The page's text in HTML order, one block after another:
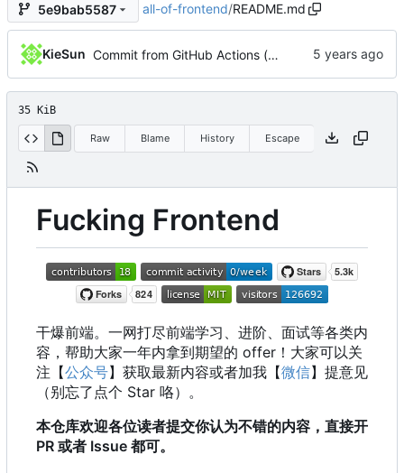
5e9bab5587 all-of-frontend/README.md
KieSun Commit from GitHub Actions (markdown-autodocs)
35 KiB
Raw Blame History Escape
Fucking Frontend
干爆前端。一网打尽前端学习、进阶、面试等各类内
容，帮助大家一年内拿到期望的 offer ！ 大家可以关
注【公众号】获取最新内容或者加我【微信】提意见
（别忘了点个 Star 咯）。
本仓库欢迎各位读者提交你认为不错的内容，直接开
PR 或者 Issue 都可。